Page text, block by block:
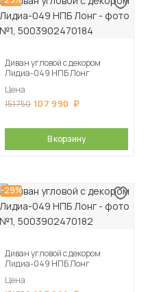
Диван угловой с декором
Лидиа-049 НПБ Лонг
Цена
151 750 107 990
В корзину
-29%
Диван угловой с декором
Лидиа-049 НПБ Лонг
Цена